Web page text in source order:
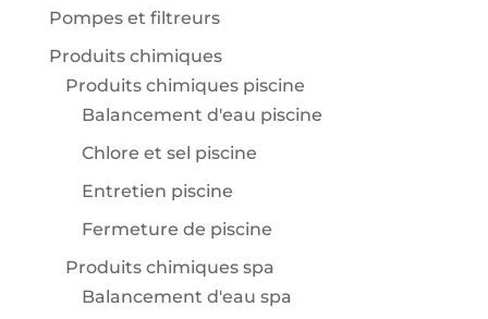
Pompes et filtreurs
Produits chimiques
Produits chimiques piscine
Balancement d'eau piscine
Chlore et sel piscine
Entretien piscine
Fermeture de piscine
Produits chimiques spa
Balancement d'eau spa